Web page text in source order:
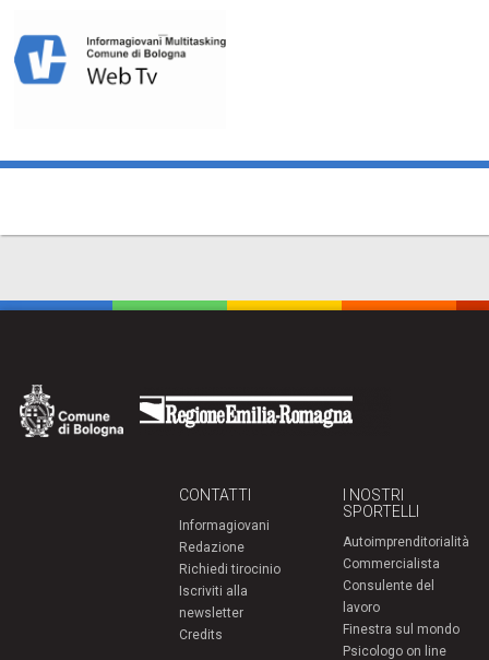
CONTATTI
Informagiovani
Redazione
Richiedi tirocinio
Iscriviti alla
newsletter
Credits
I NOSTRI
SPORTELLI
Autoimprenditorialità
Commercialista
Consulente del
lavoro
Finestra sul mondo
Psicologo on line